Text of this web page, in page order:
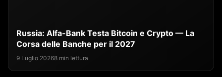
Russia: Alfa-Bank Testa Bitcoin e Crypto — La
Corsa delle Banche per il 2027
9 Luglio 20268 min lettura